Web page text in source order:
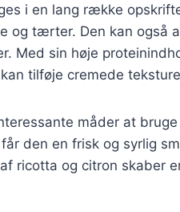
i en lang række
og tærter. Den kan også
Med sin høje
tilføje cremede
måder at
den en frisk og syrlig
ricotta og citron skaber